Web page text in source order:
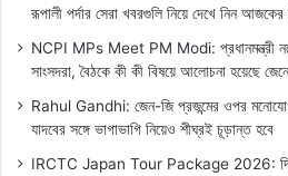
রূপালী পর্দার সেরা খবরগুলি নিয়ে দেখে নিন আজকের
NCPI MPs Meet PM Modi: প্রধানমন্ত্রী
সাংসদরা, বৈঠকে কী কী বিষয়ে আলোচনা হয়েছে
Rahul Gandhi: জেন-জি প্রজন্মের ওপর মনোযোগ
যাদবের সঙ্গে ভাগাভাগি নিয়েও শীঘ্রই চূড়ান্ত হবে
IRCTC Japan Tour Package 2026: